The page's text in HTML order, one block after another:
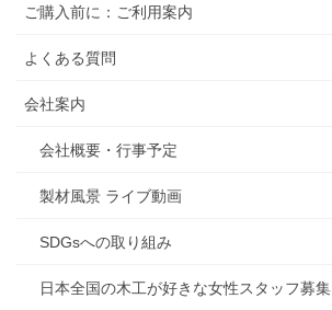
ご購入前に：ご利用案内
よくある質問
会社案内
会社概要・行事予定
製材風景 ライブ動画
SDGsへの取り組み
日本全国の木工が好きな女性スタッフ募集